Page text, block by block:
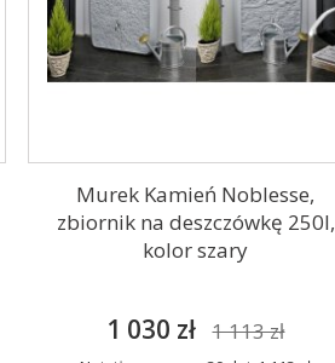
Murek Kamień Noblesse,
zbiornik na deszczówkę 250l,
kolor szary
1 030 zł 1 113 zł